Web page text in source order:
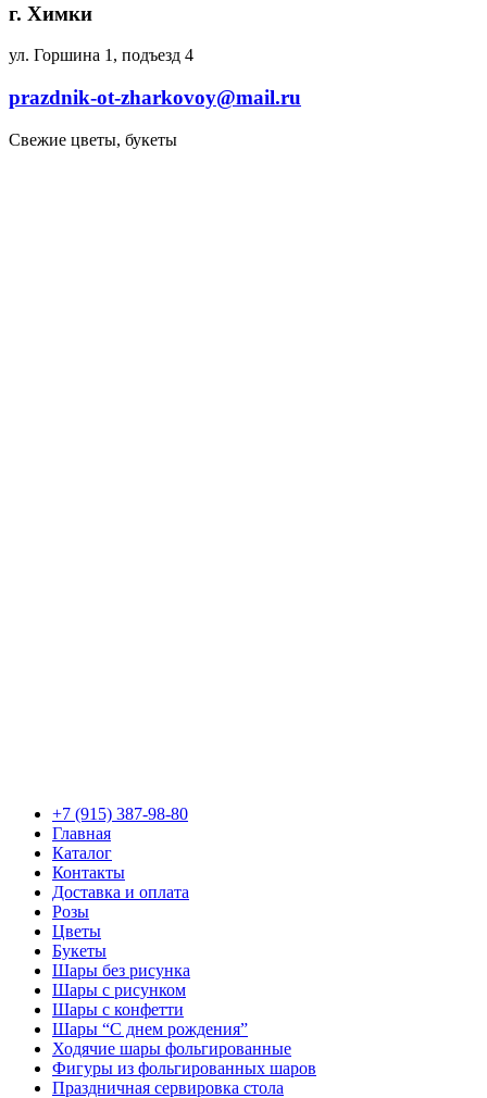
г. Химки
ул. Горшина 1, подъезд 4
prazdnik-ot-zharkovoy@mail.ru
Свежие цветы, букеты
+7 (915) 387-98-80
Главная
Каталог
Контакты
Доставка и оплата
Розы
Цветы
Букеты
Шары без рисунка
Шары с рисунком
Шары с конфетти
Шары “С днем рождения”
Ходячие шары фольгированные
Фигуры из фольгированных шаров
Праздничная сервировка стола